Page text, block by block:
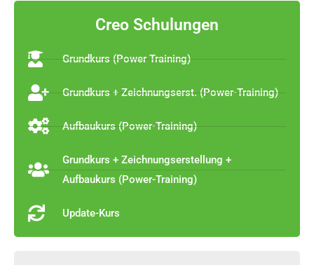
Creo Schulungen
Grundkurs (Power Training)
Grundkurs + Zeichnungserst. (Power-Training)
Aufbaukurs (Power-Training)
Grundkurs + Zeichnungserstellung +
Aufbaukurs (Power-Training)
Update-Kurs